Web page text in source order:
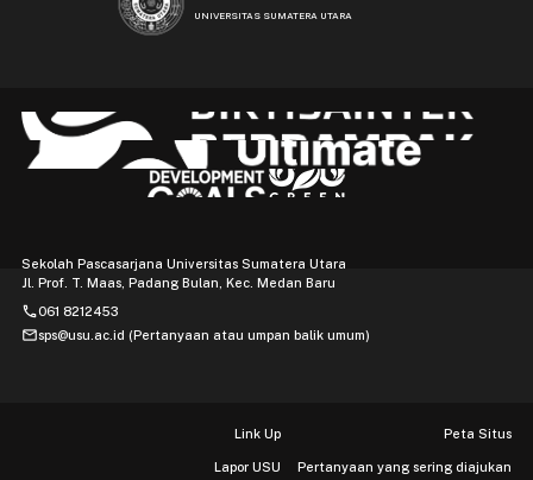
UNIVERSITAS SUMATERA UTARA
Sekolah Pascasarjana Universitas Sumatera Utara
Jl. Prof. T. Maas, Padang Bulan, Kec. Medan Baru
phone061 8212453
mailsps@usu.ac.id (Pertanyaan atau umpan balik umum)
Link Up Peta Situs
Lapor USU Pertanyaan yang sering diajukan